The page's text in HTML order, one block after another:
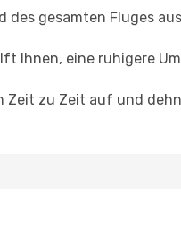
des gesamten Fluges
Ihnen, eine ruhigere
Zeit zu Zeit auf und